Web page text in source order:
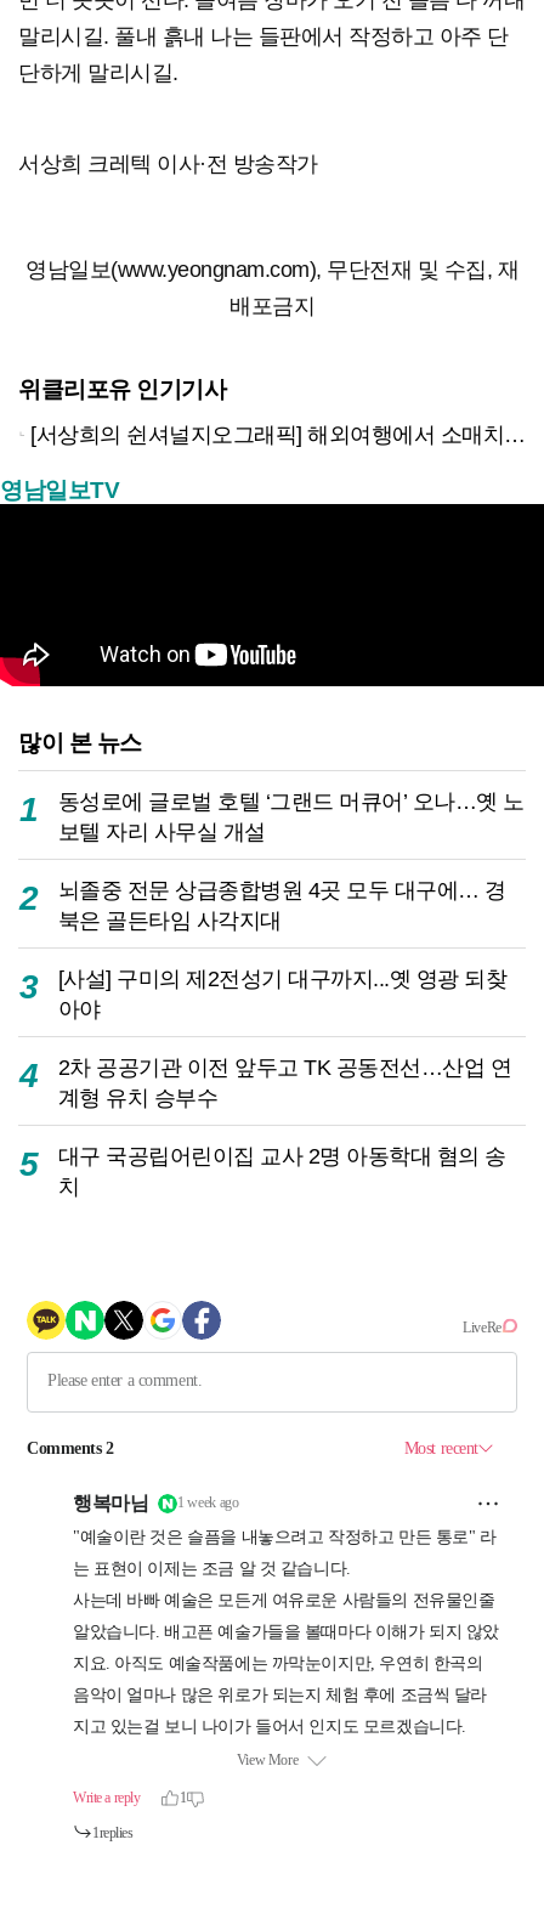
말리시길. 풀내 흙내 나는 들판에서 작정하고 아주 단
단하게 말리시길.
서상희 크레텍 이사·전 방송작가
영남일보(www.yeongnam.com), 무단전재 및 수집, 재
배포금지
위클리포유 인기기사
[서상희의 쉰셔널지오그래픽] 해외여행에서 소매치기 당하지 않는 다섯가지 방법
영남일보TV
많이 본 뉴스
1
동성로에 글로벌 호텔 ‘그랜드 머큐어’ 오나…옛 노
보텔 자리 사무실 개설
2
뇌졸중 전문 상급종합병원 4곳 모두 대구에… 경
북은 골든타임 사각지대
3
[사설] 구미의 제2전성기 대구까지...옛 영광 되찾
아야
4
2차 공공기관 이전 앞두고 TK 공동전선…산업 연
계형 유치 승부수
5
대구 국공립어린이집 교사 2명 아동학대 혐의 송
치